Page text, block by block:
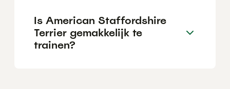
Is American Staffordshire
Terrier gemakkelijk te
trainen?